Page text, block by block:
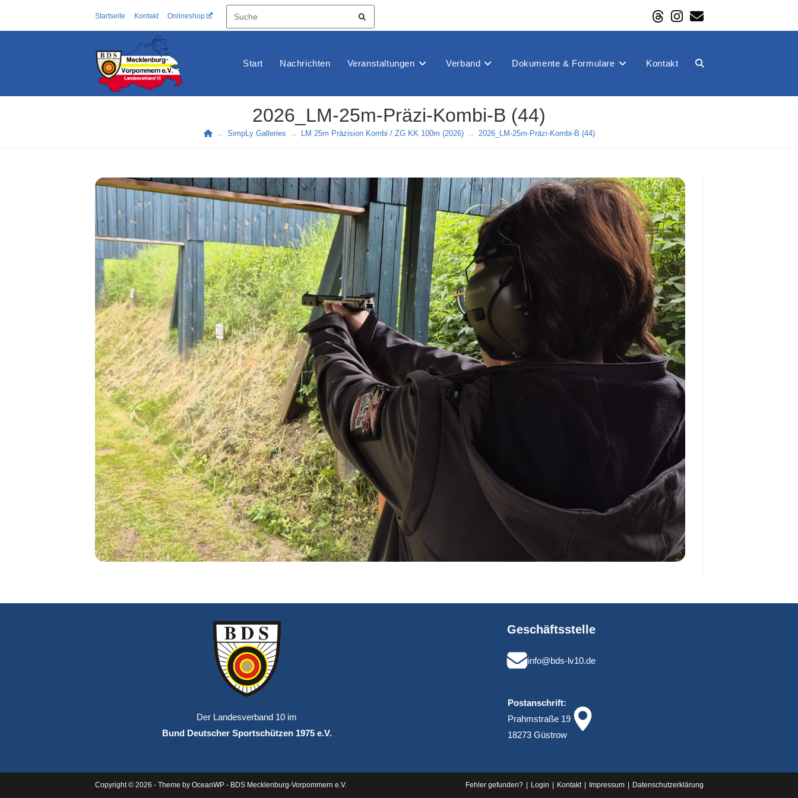
Startseite Kontakt Onlineshop
Start Nachrichten Veranstaltungen Verband Dokumente & Formulare Kontakt Website-
2026_LM-25m-Präzi-Kombi-B (44)
→ SimpLy Galleries → LM 25m Präzision Kombi / ZG KK 100m (2026) → 2026_LM-25m-Präzi-Kombi-B (44)
Der Landesverband 10 im
Bund Deutscher Sportschützen 1975 e.V.
Geschäftsstelle
info@bds-lv10.de
Postanschrift:
Prahmstraße 19
18273 Güstrow
Fehler gefunden? Login Kontakt Impressum Datenschutz­erklärung
Copyright © 2026 - Theme by OceanWP - BDS Mecklenburg-Vorpommern e.V.